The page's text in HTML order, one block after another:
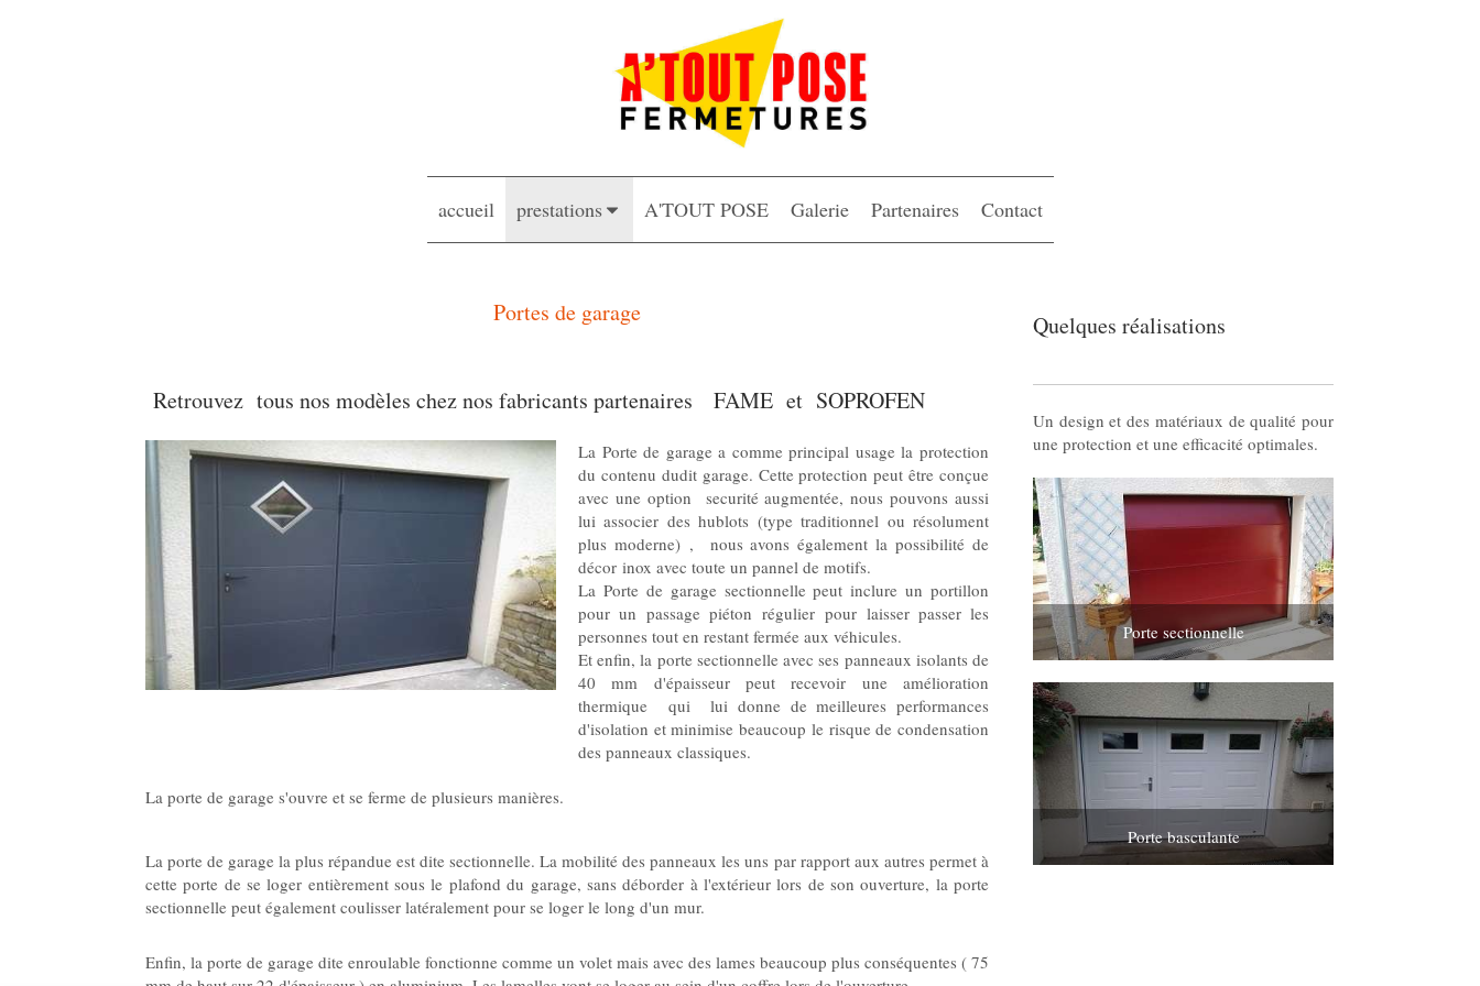
accueil prestations A'TOUT POSE Galerie Partenaires Contact
Portes de garage
Retrouvez tous nos modèles chez nos fabricants partenaires FAME et SOPROFEN
La Porte de garage a comme principal usage la protection
du contenu dudit garage. Cette protection peut être conçue
avec une option securité augmentée, nous pouvons aussi
lui associer des hublots (type traditionnel ou résolument
plus moderne) , nous avons également la possibilité de
décor inox avec toute un pannel de motifs.
La Porte de garage sectionnelle peut inclure un portillon
pour un passage piéton régulier pour laisser passer les
personnes tout en restant fermée aux véhicules.
Et enfin, la porte sectionnelle avec ses panneaux isolants de
40 mm d'épaisseur peut recevoir une amélioration
thermique qui lui donne de meilleures performances
d'isolation et minimise beaucoup le risque de condensation
des panneaux classiques.
La porte de garage s'ouvre et se ferme de plusieurs manières.
La porte de garage la plus répandue est dite sectionnelle. La mobilité des panneaux les uns par rapport aux autres permet à
cette porte de se loger entièrement sous le plafond du garage, sans déborder à l'extérieur lors de son ouverture, la porte
sectionnelle peut également coulisser latéralement pour se loger le long d'un mur.
Enfin, la porte de garage dite enroulable fonctionne comme un volet mais avec des lames beaucoup plus conséquentes ( 75
Quelques réalisations
Un design et des matériaux de qualité pour
une protection et une efficacité optimales.
Porte sectionnelle
Porte basculante